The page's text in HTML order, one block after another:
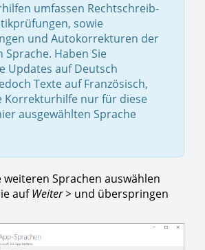
umfassen Rechtschreib-
sowie
und Autokorrekturen der
Sprache. Haben Sie
Updates auf Deutsch
Texte auf Französisch,
Korrekturhilfe nur für diese
ausgewählten Sprache
weiteren Sprachen auswählen
aufWeiter > und überspringen